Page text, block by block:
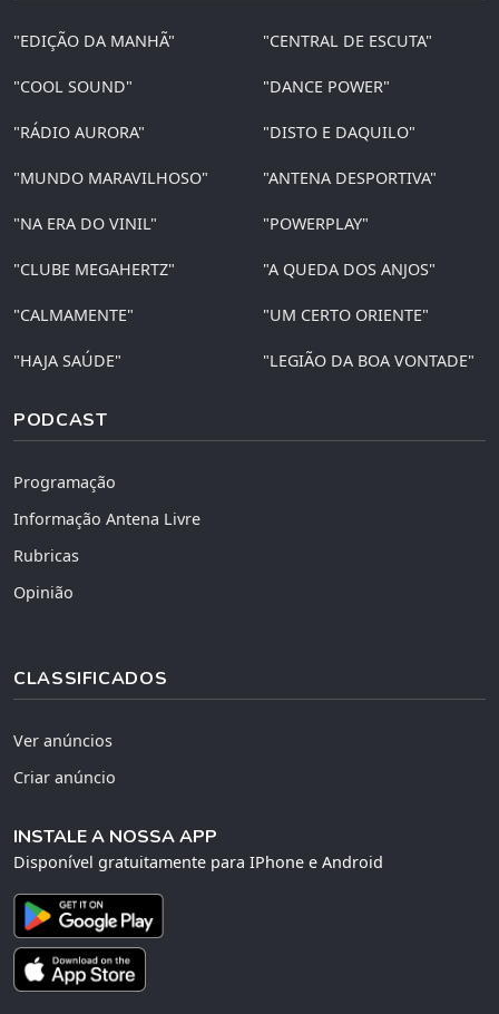
"EDIÇÃO DA MANHÃ" "CENTRAL DE ESCUTA"
"COOL SOUND" "DANCE POWER"
"RÁDIO AURORA" "DISTO E DAQUILO"
"MUNDO MARAVILHOSO" "ANTENA DESPORTIVA"
"NA ERA DO VINIL" "POWERPLAY"
"CLUBE MEGAHERTZ" "A QUEDA DOS ANJOS"
"CALMAMENTE" "UM CERTO ORIENTE"
"HAJA SAÚDE" "LEGIÃO DA BOA VONTADE"
PODCAST
Programação
Informação Antena Livre
Rubricas
Opinião
CLASSIFICADOS
Ver anúncios
Criar anúncio
INSTALE A NOSSA APP
Disponível gratuitamente para IPhone e Android